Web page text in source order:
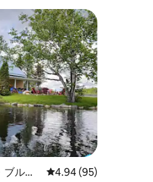
スです。
ルジ
レビュー95件、5つ星
4.94 (95)